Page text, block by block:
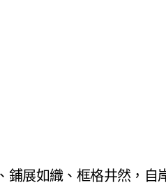
鋪展如織、框格井然，自